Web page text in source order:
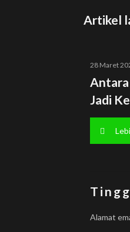
Artikel
28 Maret
Antara
Jadi
Alamat